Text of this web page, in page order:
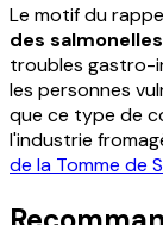
Le motif du
des salmonelles
troubles gastro-
les personnes
que ce type de
l'industrie
de la Tomme de